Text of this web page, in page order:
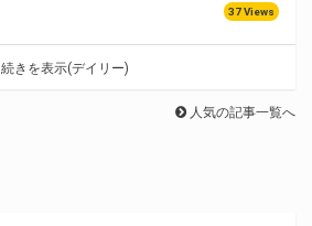
37 Views
続きを表示(デイリー)
人気の記事一覧へ